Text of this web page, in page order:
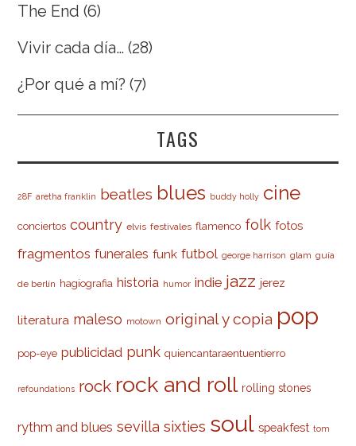
The End (6)
Vivir cada día… (28)
¿Por qué a mí? (7)
TAGS
28F aretha franklin beatles blues buddy holly cine
conciertos country elvis festivales flamenco folk fotos
fragmentos funerales funk futbol george harrison glam guía
de berlín hagiografia historia humor indie jazz jerez
literatura maleso motown original y copia pop
pop-eye publicidad punk quiencantaraentuentierro
refoundations rock rock and roll rolling stones
rythm and blues sevilla sixties soul speakfest tom